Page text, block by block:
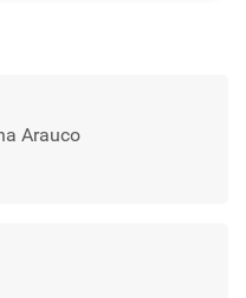
Arauco